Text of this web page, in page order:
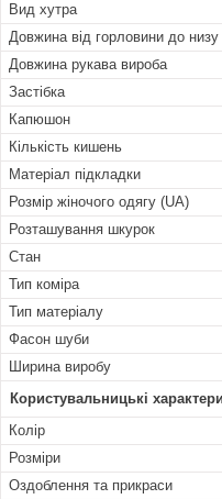
Вид хутра
Довжина від горловини до
Довжина рукава вироба
Застібка
Капюшон
Кількість кишень
Матеріал підкладки
Розмір жіночого одягу (UA)
Розташування шкурок
Стан
Тип коміра
Тип матеріалу
Фасон шуби
Ширина виробу
Користувальницькі
Колір
Розміри
Оздоблення та прикраси